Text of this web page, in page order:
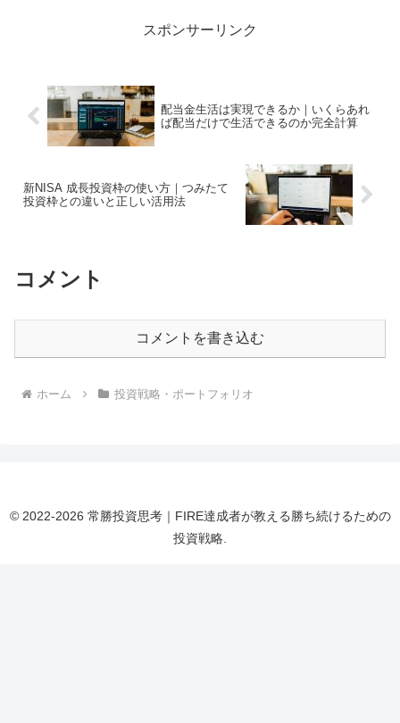
スポンサーリンク
配当金生活は実現できるか｜いくらあれ
ば配当だけで生活できるのか完全計算
新NISA 成長投資枠の使い方｜つみたて
投資枠との違いと正しい活用法
コメント
コメントを書き込む
ホーム 投資戦略・ポートフォリオ
© 2022-2026 常勝投資思考｜FIRE達成者が教える勝ち続けるための
投資戦略.